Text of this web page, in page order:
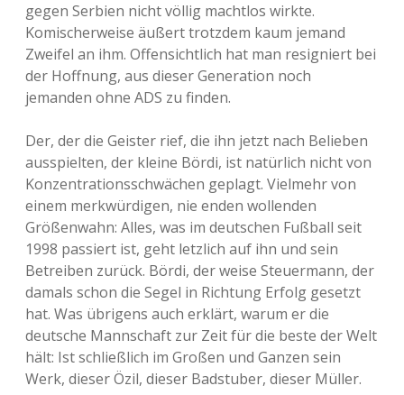
gegen Serbien nicht völlig machtlos wirkte.
Komischerweise äußert trotzdem kaum jemand
Zweifel an ihm. Offensichtlich hat man resigniert bei
der Hoffnung, aus dieser Generation noch
jemanden ohne ADS zu finden.
Der, der die Geister rief, die ihn jetzt nach Belieben
ausspielten, der kleine Bördi, ist natürlich nicht von
Konzentrationsschwächen geplagt. Vielmehr von
einem merkwürdigen, nie enden wollenden
Größenwahn: Alles, was im deutschen Fußball seit
1998 passiert ist, geht letzlich auf ihn und sein
Betreiben zurück. Bördi, der weise Steuermann, der
damals schon die Segel in Richtung Erfolg gesetzt
hat. Was übrigens auch erklärt, warum er die
deutsche Mannschaft zur Zeit für die beste der Welt
hält: Ist schließlich im Großen und Ganzen sein
Werk, dieser Özil, dieser Badstuber, dieser Müller.